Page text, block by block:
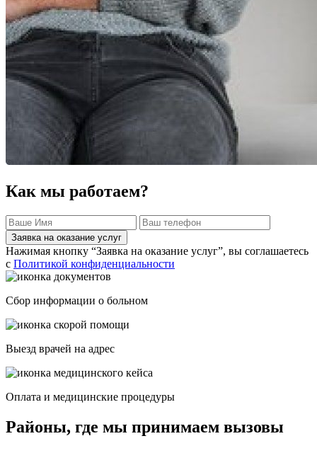
Как мы работаем?
Заявка на оказание услуг
Нажимая кнопку “Заявка на оказание услуг”, вы соглашаетесь
с Политикой конфиденциальности
Сбор информации о больном
Выезд врачей на адрес
Оплата и медицинские процедуры
Районы, где мы принимаем вызовы